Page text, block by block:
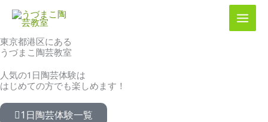
ス
キ
ッ
プ
東京都港区にある
うづまこ陶芸教室
人気の1日陶芸体験は
はじめての方でも楽しめます！
1日陶芸体験一覧